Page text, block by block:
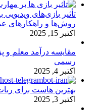
تأثیر بازی‌های
روش‌ها و راهکارهای
اکتبر 15, 2025
رسمی
اکتبر 4, 2025
بهترین هاست برای ربات
اکتبر 3, 2025